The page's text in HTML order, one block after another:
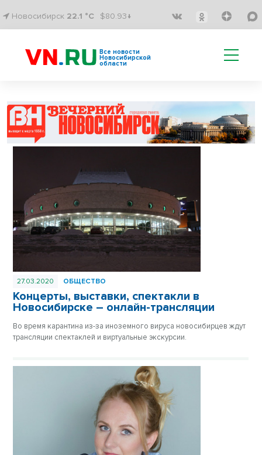
Новосибирск 22.1 °C $80.93↓
Все новости
Новосибирской
области
27.03.2020 ОБЩЕСТВО
Концерты, выставки, спектакли в
Новосибирске – онлайн-трансляции
Во время карантина из-за иноземного вируса новосибирцев ждут
трансляции спектаклей и виртуальные экскурсии.